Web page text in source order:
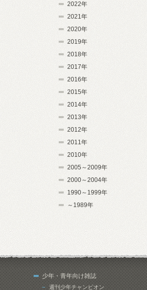
2022年
2021年
2020年
2019年
2018年
2017年
2016年
2015年
2014年
2013年
2012年
2011年
2010年
2005～2009年
2000～2004年
1990～1999年
～1989年
少年・青年向け雑誌
週刊少年チャンピオン